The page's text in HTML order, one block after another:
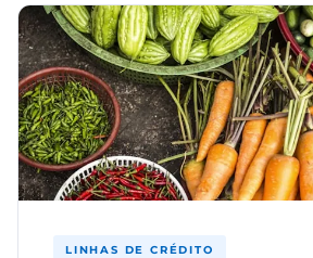
LINHAS DE CRÉDITO